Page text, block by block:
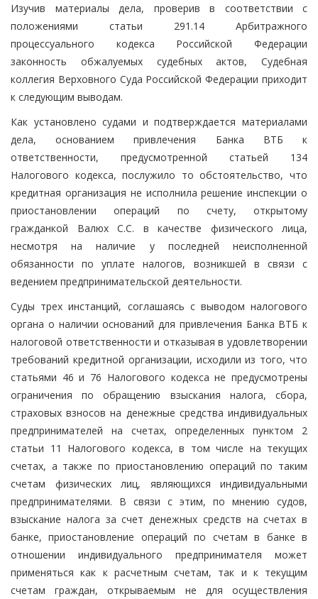
Изучив материалы дела, проверив в соответствии с
положениями статьи 291.14 Арбитражного
процессуального кодекса Российской Федерации
законность обжалуемых судебных актов, Судебная
коллегия Верховного Суда Российской Федерации приходит
к следующим выводам.
Как установлено судами и подтверждается материалами
дела, основанием привлечения Банка ВТБ к
ответственности, предусмотренной статьей 134
Налогового кодекса, послужило то обстоятельство, что
кредитная организация не исполнила решение инспекции о
приостановлении операций по счету, открытому
гражданкой Валюх С.С. в качестве физического лица,
несмотря на наличие у последней неисполненной
обязанности по уплате налогов, возникшей в связи с
ведением предпринимательской деятельности.
Суды трех инстанций, соглашаясь с выводом налогового
органа о наличии оснований для привлечения Банка ВТБ к
налоговой ответственности и отказывая в удовлетворении
требований кредитной организации, исходили из того, что
статьями 46 и 76 Налогового кодекса не предусмотрены
ограничения по обращению взыскания налога, сбора,
страховых взносов на денежные средства индивидуальных
предпринимателей на счетах, определенных пунктом 2
статьи 11 Налогового кодекса, в том числе на текущих
счетах, а также по приостановлению операций по таким
счетам физических лиц, являющихся индивидуальными
предпринимателями. В связи с этим, по мнению судов,
взыскание налога за счет денежных средств на счетах в
банке, приостановление операций по счетам в банке в
отношении индивидуального предпринимателя может
применяться как к расчетным счетам, так и к текущим
счетам граждан, открываемым не для осуществления